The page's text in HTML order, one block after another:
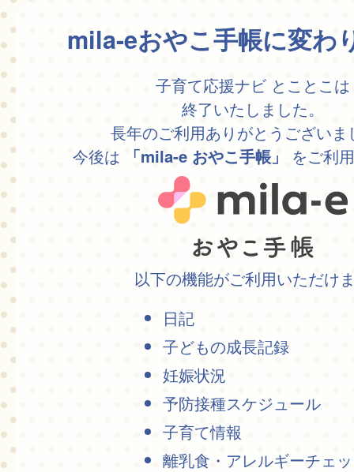
mila-eおやこ手帳に変わ
子育て応援ナビ とことこは
終了いたしました。
長年のご利用ありがとうございま
今後は
「mila-e おやこ手帳」 をご利
以下の機能がご利用いただけ
日記
子どもの成長記録
妊娠状況
予防接種スケジュール
子育て情報
離乳食・アレルギーチェ